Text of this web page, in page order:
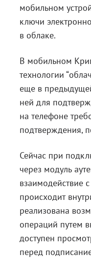
мобильном
ключи
в облаке.
В мобильном
технологии
еще в
ней для
на телефоне
подтверждения,
Сейчас при
через модуль
взаимодействие
происходит
реализована
операций путем
доступен
перед